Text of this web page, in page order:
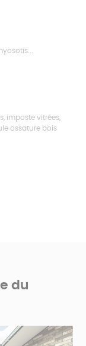
imposte vitrées,
ossature bois
du